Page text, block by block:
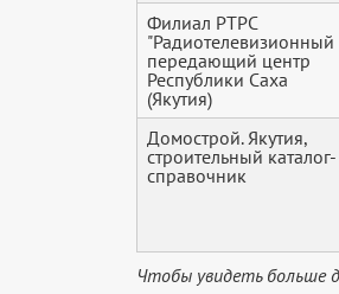
Филиал РТРС
"Радиотелевизионный
передающий центр
Республики Саха
(Якутия)
Домострой. Якутия,
строительный каталог-
справочник
Чтобы увидеть больше